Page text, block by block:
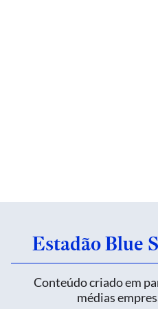
Estadão Blue
Conteúdo criado em
médias